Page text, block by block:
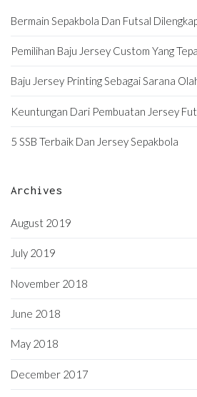
Bermain Sepakbola Dan Futsal
Pemilihan Baju Jersey Custom Yang
Baju Jersey Printing Sebagai Sarana
Keuntungan Dari Pembuatan Jersey
5 SSB Terbaik Dan Jersey Sepakbola
Archives
August 2019
July 2019
November 2018
June 2018
May 2018
December 2017